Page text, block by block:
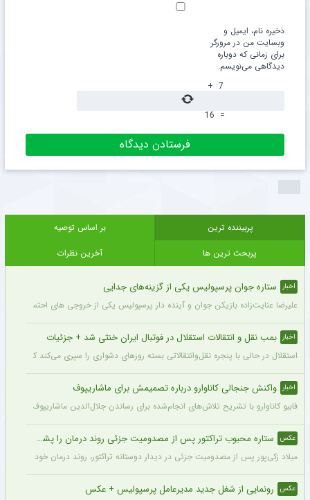
ذخیره نام، ایمیل و
وبسایت من در مرورگر
برای زمانی که دوباره
دیدگاهی می‌نویسم.
7
+
=
16
پربیننده ترین
بر اساس توصیه
پربحث ترین ها
آخرین نظرات
اخبار ستاره جوان پرسپولیس یکی از گزینه‌های جدایی
علیرضا عنایت‌زاده بازیکن جوان و آینده دار پرسپولیس یکی از خروجی های احتمالی
اخبار بمب نقل و انتقالات استقلال در فوتبال ایران خنثی شد + جزئیات
استقلال در حالی با پنجره نقل‌وانتقالاتی بسته روزهای دشواری را سپری می‌کند که در
اخبار واکنش جنجالی کاناوارو درباره تصمیمش برای ماشاریپوف
فابیو کاناوارو با تشریح تلاش‌های انجام‌شده برای رساندن جلال‌الدین ماشاریپوف به
عکس ستاره محبوب تراکتور پس از مصدومیت جزئی روند درمان را پشت سر گذاشت + عکس
میلاد زکی‌پور پس از مصدومیت جزئی در دیدار دوستانه تراکتور، روند درمان خود را
عکس رونمایی از شغل جدید مدیرعامل پرسپولیس + عکس